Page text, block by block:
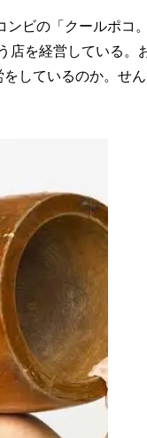
ンビの「クールポコ
店を経営している。
しているのか。せ